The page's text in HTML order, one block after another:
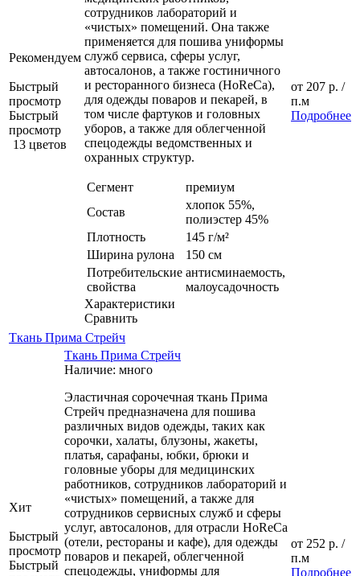
Рекомендуем
Быстрый
просмотр
Быстрый
просмотр
13 цветов
сотрудников лабораторий и
«чистых» помещений. Она также
применяется для пошива униформы
служб сервиса, сферы услуг,
автосалонов, а также гостиничного
и ресторанного бизнеса (HoReCa),
для одежды поваров и пекарей, в
том числе фартуков и головных
уборов, а также для облегченной
спецодежды ведомственных и
охранных структур.
Сегмент
премиум
Состав
хлопок 55%,
полиэстер 45%
Плотность
145 г/м²
Ширина рулона
150 см
Потребительские
свойства
антисминаемость,
малоусадочность
Характеристики
Сравнить
от 207 р. /
п.м
Подробнее
Ткань Прима Стрейч
Хит
Быстрый
просмотр
Быстрый
Ткань Прима Стрейч
Наличие: много
Эластичная сорочечная ткань Прима
Стрейч предназначена для пошива
различных видов одежды, таких как
сорочки, халаты, блузоны, жакеты,
платья, сарафаны, юбки, брюки и
головные уборы для медицинских
работников, сотрудников лабораторий и
«чистых» помещений, а также для
сотрудников сервисных служб и сферы
услуг, автосалонов, для отрасли HoReCa
(отели, рестораны и кафе), для одежды
поваров и пекарей, облегченной
спецодежды, униформы для
от 252 р. /
п.м
Подробнее